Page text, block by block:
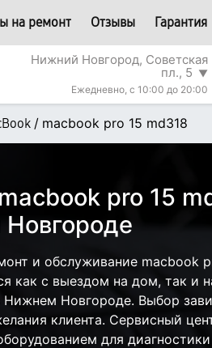
на ремонт Отзывы Гарантия
Нижний Новгород, Советская
пл., 5 ▼
Ежедневно, с 10:00 до 20:00
/ macbook pro 15 md318
pro 15
и обслуживание macbook
как с выездом на дом, так и
Нижнем Новгороде. Выбор
клиента. Сервисный
для